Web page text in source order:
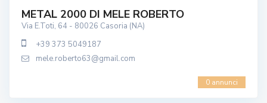
METAL 2000 DI MELE ROBERTO
Via E.Toti, 64 - 80026 Casoria (NA)
+39 373 5049187
mele.roberto63@gmail.com
0 annunci